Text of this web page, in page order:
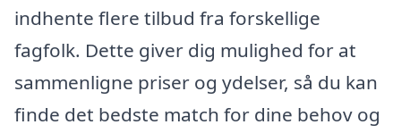
indhente flere tilbud fra forskellige
fagfolk. Dette giver dig mulighed for at
sammenligne priser og ydelser, så du kan
finde det bedste match for dine behov og